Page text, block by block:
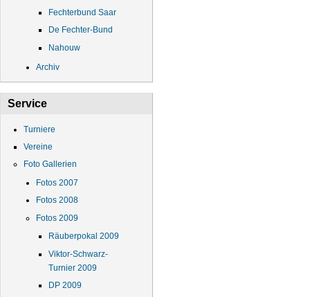
Fechterbund Saar
De Fechter-Bund
Nahouw
Archiv
Service
Turniere
Vereine
Foto Gallerien
Fotos 2007
Fotos 2008
Fotos 2009
Räuberpokal 2009
Viktor-Schwarz-
Turnier 2009
DP 2009